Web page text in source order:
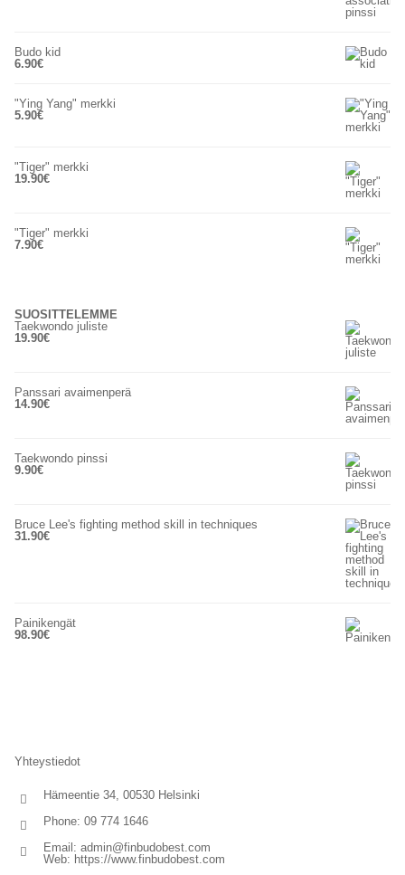
Budo kid
6.90€
"Ying Yang" merkki
5.90€
"Tiger" merkki
19.90€
"Tiger" merkki
7.90€
SUOSITTELEMME
Taekwondo juliste
19.90€
Panssari avaimenperä
14.90€
Taekwondo pinssi
9.90€
Bruce Lee's fighting method skill in techniques
31.90€
Painikengät
98.90€
Yhteystiedot
Hämeentie 34, 00530 Helsinki
Phone: 09 774 1646
Email: admin@finbudobest.com
Web: https://www.finbudobest.com